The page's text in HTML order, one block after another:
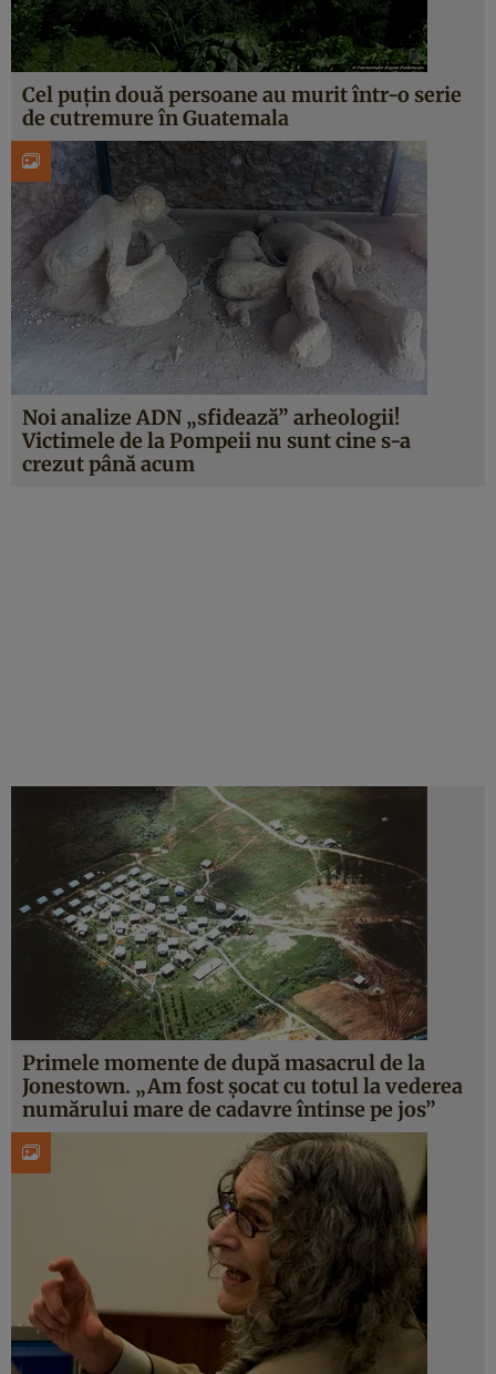
Cel puțin două persoane au murit într-o serie
de cutremure în Guatemala
Noi analize ADN „sfidează” arheologii!
Victimele de la Pompeii nu sunt cine s-a
crezut până acum
Primele momente de după masacrul de la
Jonestown. „Am fost șocat cu totul la vederea
numărului mare de cadavre întinse pe jos”